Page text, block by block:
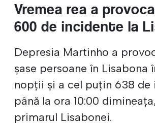
Vremea rea a
600 de incidente la
Depresia Martinho a
șase persoane în Lisabona
nopții și a cel puțin 638 de
până la ora 10:00
primarul Lisabonei.